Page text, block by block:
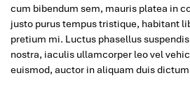
cum bibendum sem, mauris platea in
justo purus tempus tristique, habitant
pretium mi. Luctus phasellus
nostra, iaculis ullamcorper leo vel
euismod, auctor in aliquam duis